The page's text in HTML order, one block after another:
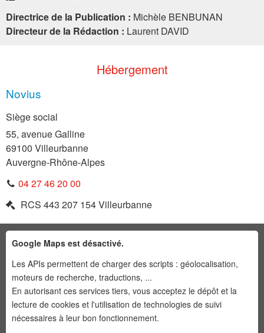
Directrice de la Publication : Michèle BENBUNAN
Directeur de la Rédaction : Laurent DAVID
Hébergement
Novius
Siège social
55, avenue Galline
69100 Villeurbanne
Auvergne-Rhône-Alpes
04 27 46 20 00
RCS 443 207 154 Villeurbanne
Google Maps est désactivé.
Les APIs permettent de charger des scripts : géolocalisation,
moteurs de recherche, traductions, ...
En autorisant ces services tiers, vous acceptez le dépôt et la
lecture de cookies et l'utilisation de technologies de suivi
nécessaires à leur bon fonctionnement.